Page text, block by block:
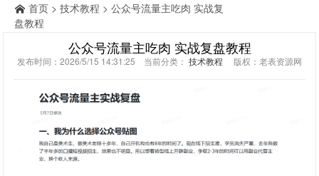
首页 > 技术教程 > 公众号流量主吃肉 实战复
盘教程
公众号流量主吃肉 实战复盘教程
发布时间：2026/5/15 14:31:25 当前分类： 技术教程 版权：老表资源网